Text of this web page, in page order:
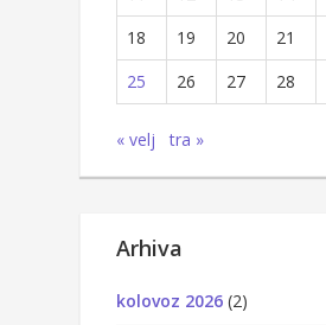
18
19 20 21
25
26 27 28
« velj tra »
Arhiva
kolovoz 2026 (2)